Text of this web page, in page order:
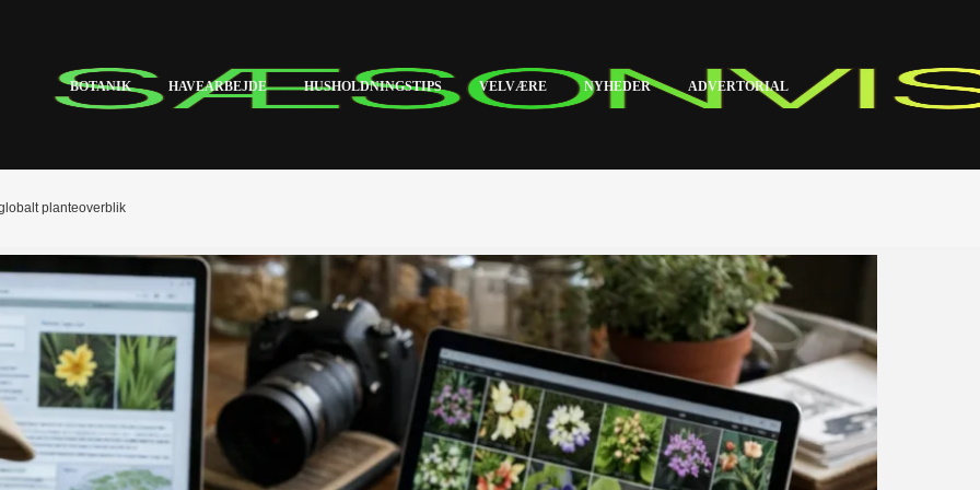
BOTANIK HAVEARBEJDE HUSHOLDNINGSTIPS VELVÆRE NYHEDER ADVERTORIAL
planteoverblik